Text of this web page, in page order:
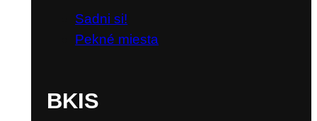
Sadni si!
Pekné miesta
BKIS